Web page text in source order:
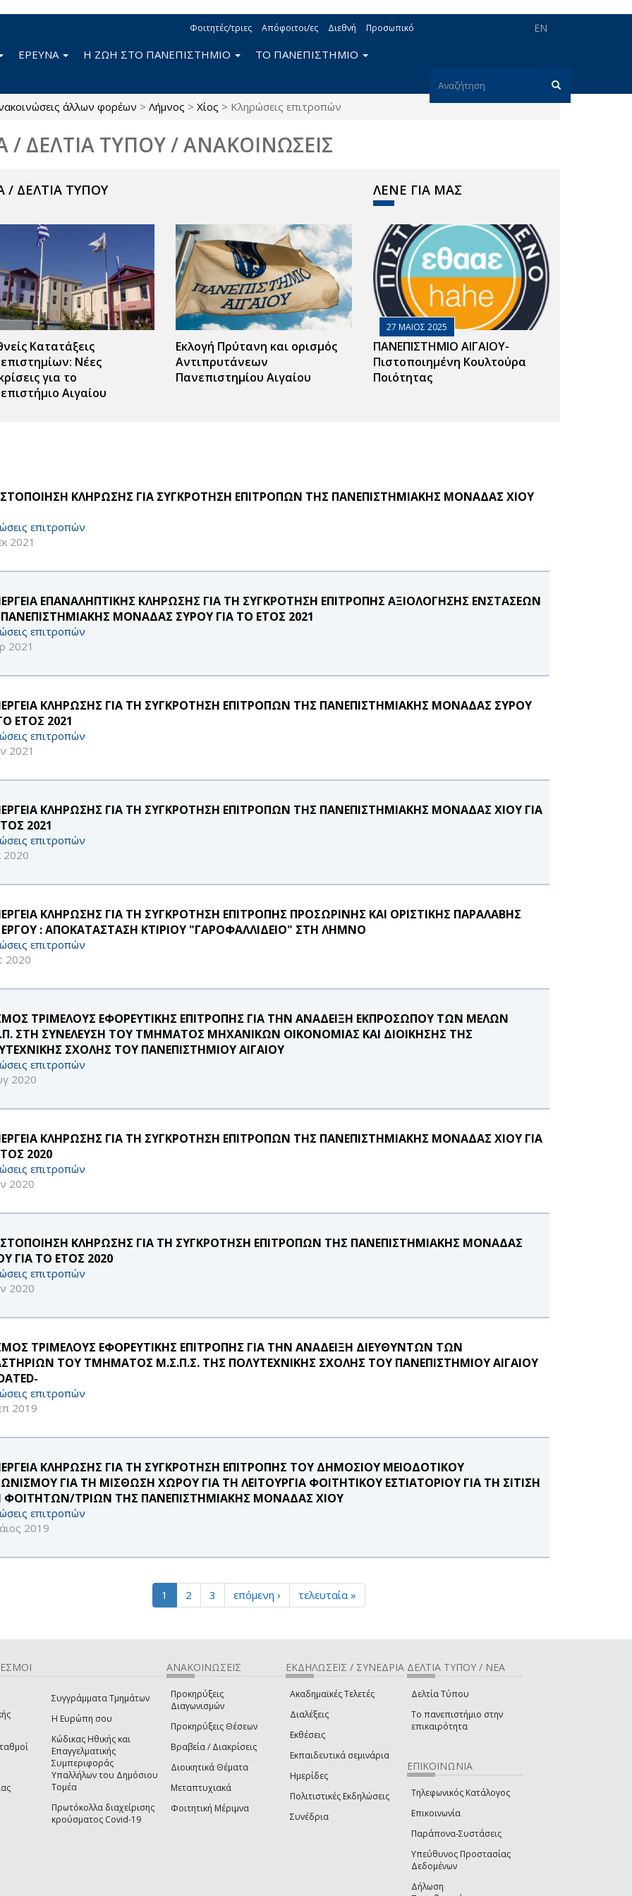
EN
Φοιτητές/τριες Απόφοιτοι/ες Διεθνή Προσωπικό
Φόρμα
ΕΡΕΥΝΑ Η ΖΩΗ ΣΤΟ ΠΑΝΕΠΙΣΤΗΜΙΟ ΤΟ ΠΑΝΕΠΙΣΤΗΜΙΟ
άλλων φορέων > Λήμνος > Χίος > Κληρώσεις επιτροπών
/ ΔΕΛΤΙΑ ΤΥΠΟΥ / ΑΝΑΚΟΙΝΩΣΕΙΣ
/ ΔΕΛΤΙΑ ΤΥΠΟΥ
Κατατάξεις
Νέες
για το
Αιγαίου
Εκλογή Πρύτανη και ορισμός
Αντιπρυτάνεων
Πανεπιστημίου Αιγαίου
ΛΕΝΕ ΓΙΑ ΜΑΣ
27 ΜΑΙΟΣ 2025
ΠΑΝΕΠΙΣΤΗΜΙΟ ΑΙΓΑΙΟΥ-
Πιστοποιημένη Κουλτούρα
Ποιότητας
ΚΛΗΡΩΣΗΣ ΓΙΑ ΣΥΓΚΡΟΤΗΣΗ ΕΠΙΤΡΟΠΩΝ ΤΗΣ ΠΑΝΕΠΙΣΤΗΜΙΑΚΗΣ ΜΟΝΑΔΑΣ ΧΙΟΥ
επιτροπών
2021
ΕΠΑΝΑΛΗΠΤΙΚΗΣ ΚΛΗΡΩΣΗΣ ΓΙΑ ΤΗ ΣΥΓΚΡΟΤΗΣΗ ΕΠΙΤΡΟΠΗΣ ΑΞΙΟΛΟΓΗΣΗΣ ΕΝΣΤΑΣΕΩΝ
ΜΟΝΑΔΑΣ ΣΥΡΟΥ ΓΙΑ ΤΟ ΕΤΟΣ 2021
επιτροπών
2021
ΚΛΗΡΩΣΗΣ ΓΙΑ ΤΗ ΣΥΓΚΡΟΤΗΣΗ ΕΠΙΤΡΟΠΩΝ ΤΗΣ ΠΑΝΕΠΙΣΤΗΜΙΑΚΗΣ ΜΟΝΑΔΑΣ ΣΥΡΟΥ
ΕΤΟΣ 2021
επιτροπών
2021
ΚΛΗΡΩΣΗΣ ΓΙΑ ΤΗ ΣΥΓΚΡΟΤΗΣΗ ΕΠΙΤΡΟΠΩΝ ΤΗΣ ΠΑΝΕΠΙΣΤΗΜΙΑΚΗΣ ΜΟΝΑΔΑΣ ΧΙΟΥ ΓΙΑ
2021
επιτροπών
2020
ΚΛΗΡΩΣΗΣ ΓΙΑ ΤΗ ΣΥΓΚΡΟΤΗΣΗ ΕΠΙΤΡΟΠΗΣ ΠΡΟΣΩΡΙΝΗΣ ΚΑΙ ΟΡΙΣΤΙΚΗΣ ΠΑΡΑΛΑΒΗΣ
: ΑΠΟΚΑΤΑΣΤΑΣΗ ΚΤΙΡΙΟΥ "ΓΑΡΟΦΑΛΛΙΔΕΙΟ" ΣΤΗ ΛΗΜΝΟ
επιτροπών
2020
ΤΡΙΜΕΛΟΥΣ ΕΦΟΡΕΥΤΙΚΗΣ ΕΠΙΤΡΟΠΗΣ ΓΙΑ ΤΗΝ ΑΝΑΔΕΙΞΗ ΕΚΠΡΟΣΩΠΟΥ ΤΩΝ ΜΕΛΩΝ
ΣΤΗ ΣΥΝΕΛΕΥΣΗ ΤΟΥ ΤΜΗΜΑΤΟΣ ΜΗΧΑΝΙΚΩΝ ΟΙΚΟΝΟΜΙΑΣ ΚΑΙ ΔΙΟΙΚΗΣΗΣ ΤΗΣ
ΣΧΟΛΗΣ ΤΟΥ ΠΑΝΕΠΙΣΤΗΜΙΟΥ ΑΙΓΑΙΟΥ
επιτροπών
2020
ΚΛΗΡΩΣΗΣ ΓΙΑ ΤΗ ΣΥΓΚΡΟΤΗΣΗ ΕΠΙΤΡΟΠΩΝ ΤΗΣ ΠΑΝΕΠΙΣΤΗΜΙΑΚΗΣ ΜΟΝΑΔΑΣ ΧΙΟΥ ΓΙΑ
2020
επιτροπών
2020
ΚΛΗΡΩΣΗΣ ΓΙΑ ΤΗ ΣΥΓΚΡΟΤΗΣΗ ΕΠΙΤΡΟΠΩΝ ΤΗΣ ΠΑΝΕΠΙΣΤΗΜΙΑΚΗΣ ΜΟΝΑΔΑΣ
ΓΙΑ ΤΟ ΕΤΟΣ 2020
επιτροπών
2020
ΤΡΙΜΕΛΟΥΣ ΕΦΟΡΕΥΤΙΚΗΣ ΕΠΙΤΡΟΠΗΣ ΓΙΑ ΤΗΝ ΑΝΑΔΕΙΞΗ ΔΙΕΥΘΥΝΤΩΝ ΤΩΝ
ΤΟΥ ΤΜΗΜΑΤΟΣ Μ.Σ.Π.Σ. ΤΗΣ ΠΟΛΥΤΕΧΝΙΚΗΣ ΣΧΟΛΗΣ ΤΟΥ ΠΑΝΕΠΙΣΤΗΜΙΟΥ ΑΙΓΑΙΟΥ
επιτροπών
2019
ΚΛΗΡΩΣΗΣ ΓΙΑ ΤΗ ΣΥΓΚΡΟΤΗΣΗ ΕΠΙΤΡΟΠΗΣ ΤΟΥ ΔΗΜΟΣΙΟΥ ΜΕΙΟΔΟΤΙΚΟΥ
ΓΙΑ ΤΗ ΜΙΣΘΩΣΗ ΧΩΡΟΥ ΓΙΑ ΤΗ ΛΕΙΤΟΥΡΓΙΑ ΦΟΙΤΗΤΙΚΟΥ ΕΣΤΙΑΤΟΡΙΟΥ ΓΙΑ ΤΗ ΣΙΤΙΣΗ
ΤΡΙΩΝ ΤΗΣ ΠΑΝΕΠΙΣΤΗΜΙΑΚΗΣ ΜΟΝΑΔΑΣ ΧΙΟΥ
επιτροπών
2019
1 2 3 επόμενη › τελευταία »
Συγγράμματα Τμημάτων
Η Ευρώπη σου
Κώδικας Ηθικής και
Επαγγελματικής
Συμπεριφοράς
Υπαλλήλων του Δημόσιου
Τομέα
Πρωτόκολλα διαχείρισης
κρούσματος Covid-19
ΑΝΑΚΟΙΝΩΣΕΙΣ
Προκηρύξεις
Διαγωνισμών
Προκηρύξεις Θέσεων
Βραβεία / Διακρίσεις
Διοικητικά Θέματα
Μεταπτυχιακά
Φοιτητική Μέριμνα
ΕΚΔΗΛΩΣΕΙΣ / ΣΥΝΕΔΡΙΑ
Ακαδημαϊκές Τελετές
Διαλέξεις
Εκθέσεις
Εκπαιδευτικά σεμινάρια
Ημερίδες
Πολιτιστικές Εκδηλώσεις
Συνέδρια
ΔΕΛΤΙΑ ΤΥΠΟΥ / ΝΕΑ
Δελτία Τύπου
Το πανεπιστήμιο στην
επικαιρότητα
ΕΠΙΚΟΙΝΩΝΙΑ
Τηλεφωνικός Κατάλογος
Επικοινωνία
Παράπονα-Συστάσεις
Υπεύθυνος Προστασίας
Δεδομένων
Δήλωση